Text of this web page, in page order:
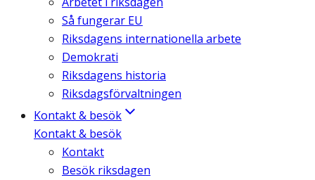
Så fungerar EU
Riksdagens internationella arbete
Demokrati
Riksdagens historia
Riksdagsförvaltningen
Kontakt & besök
Kontakt & besök
Kontakt
Besök riksdagen